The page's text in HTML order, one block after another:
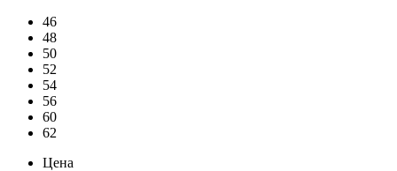
46
48
50
52
54
56
60
62
Цена